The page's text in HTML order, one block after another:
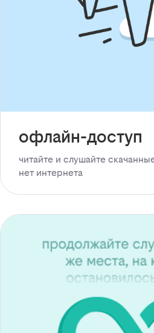
офлайн-доступ
читайте и слушайте
нет интернета